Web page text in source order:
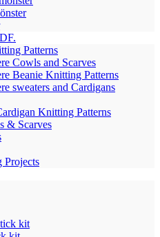
Patterns
Cowls and Scarves
Beanie Knitting Patterns
sweaters and Cardigans
Knitting Patterns
& Scarves
Projects
kit